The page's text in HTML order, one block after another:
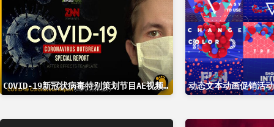
COVID-19新冠状病毒特别策划节目AE视频模板 Corona COVID-19 Virus Broadcast Special Report 动态文本动画促销活